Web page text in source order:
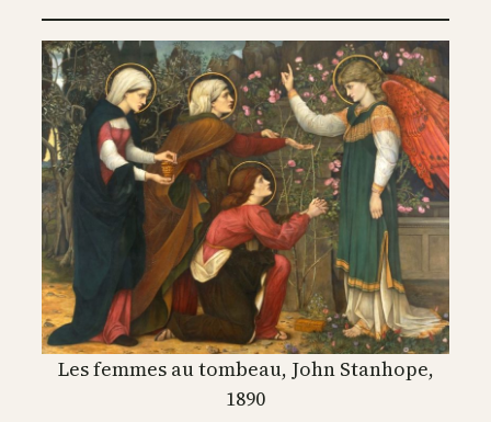
Les femmes au tombeau, John Stanhope,
1890